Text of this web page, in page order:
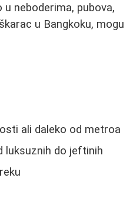
neboderima, pubova,
u Bangkoku, mogu
ali daleko od metroa
luksuznih do jeftinih